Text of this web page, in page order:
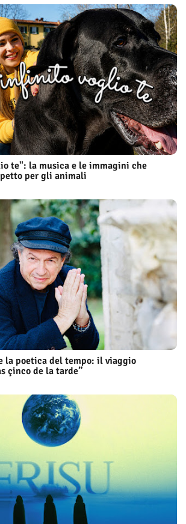
te": la musica e le immagini che
per gli animali
la poetica del tempo: il viaggio
çinco de la tarde”